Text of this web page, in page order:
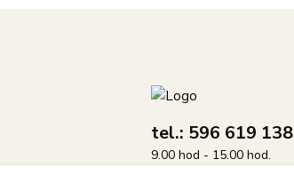
tel.: 596 619 138
9.00 hod - 15.00 hod.